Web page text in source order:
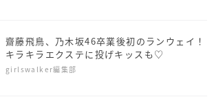
齋藤飛鳥、乃木坂46卒業後初のランウェイ！
キラキラエクステに投げキッスも♡
girlswalker編集部